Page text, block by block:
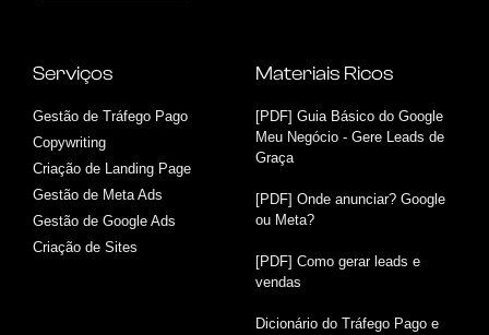
Serviços
Gestão de Tráfego Pago
Copywriting
Criação de Landing Page
Gestão de Meta Ads
Gestão de Google Ads
Criação de Sites
Materiais Ricos
[PDF] Guia Básico do Google
Meu Negócio - Gere Leads de
Graça
[PDF] Onde anunciar? Google
ou Meta?
[PDF] Como gerar leads e
vendas
Dicionário do Tráfego Pago e